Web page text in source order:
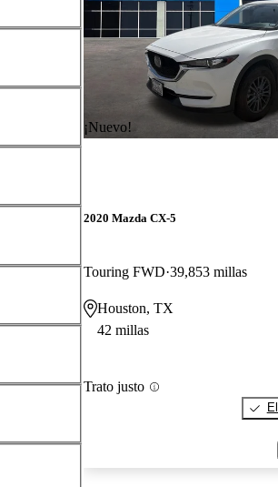
¡Nuevo!
2020 Mazda CX-5
Touring FWD 39,853 millas
Houston, TX
42 millas
Trato justo